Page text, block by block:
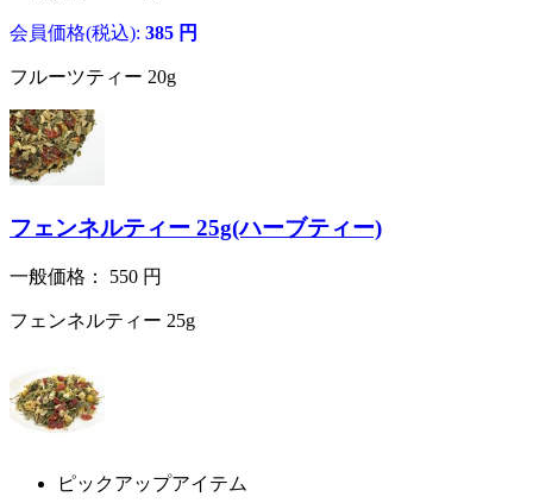
会員価格(税込): 385 円
フルーツティー 20g
フェンネルティー 25g(ハーブティー)
一般価格： 550 円
フェンネルティー 25g
ピックアップアイテム